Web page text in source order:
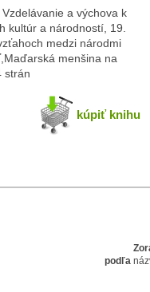
a výchova k
kultúr a národností, 19.
medzi národmi
menšina na
strán
kúpiť knihu
podľa